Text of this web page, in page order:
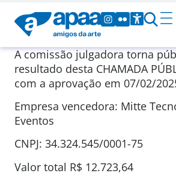
A comissão julgadora torna
resultado desta CHAMADA
com a aprovação em 07/02/
Empresa vencedora: Mitte
Eventos
CNPJ: 34.324.545/0001-75
Valor total R$ 12.723,64